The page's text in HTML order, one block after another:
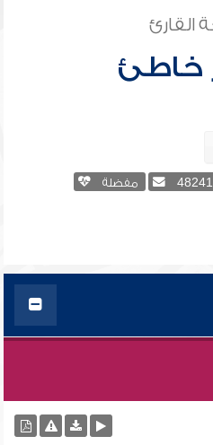
القارئ
خاطئ
48241 مفضلة